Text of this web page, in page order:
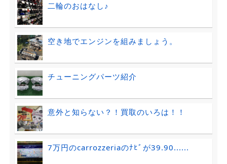
二輪のおはなし♪
空き地でエンジンを組みましょう。
チューニングパーツ紹介
意外と知らない？！買取のいろは！！
7万円のcarrozzeriaのﾅﾋﾞが39.90......